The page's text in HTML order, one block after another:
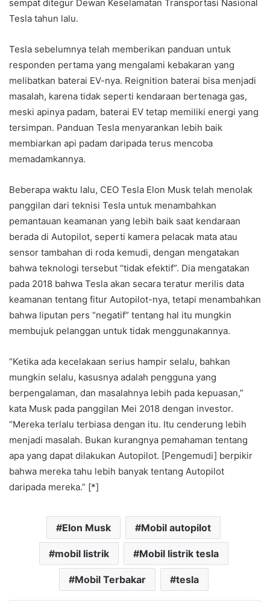
sempat ditegur Dewan Keselamatan Transportasi Nasional
Tesla tahun lalu.
Tesla sebelumnya telah memberikan panduan untuk
responden pertama yang mengalami kebakaran yang
melibatkan baterai EV-nya. Reignition baterai bisa menjadi
masalah, karena tidak seperti kendaraan bertenaga gas,
meski apinya padam, baterai EV tetap memiliki energi yang
tersimpan. Panduan Tesla menyarankan lebih baik
membiarkan api padam daripada terus mencoba
memadamkannya.
Beberapa waktu lalu, CEO Tesla Elon Musk telah menolak
panggilan dari teknisi Tesla untuk menambahkan
pemantauan keamanan yang lebih baik saat kendaraan
berada di Autopilot, seperti kamera pelacak mata atau
sensor tambahan di roda kemudi, dengan mengatakan
bahwa teknologi tersebut “tidak efektif”. Dia mengatakan
pada 2018 bahwa Tesla akan secara teratur merilis data
keamanan tentang fitur Autopilot-nya, tetapi menambahkan
bahwa liputan pers “negatif” tentang hal itu mungkin
membujuk pelanggan untuk tidak menggunakannya.
“Ketika ada kecelakaan serius hampir selalu, bahkan
mungkin selalu, kasusnya adalah pengguna yang
berpengalaman, dan masalahnya lebih pada kepuasan,”
kata Musk pada panggilan Mei 2018 dengan investor.
“Mereka terlalu terbiasa dengan itu. Itu cenderung lebih
menjadi masalah. Bukan kurangnya pemahaman tentang
apa yang dapat dilakukan Autopilot. [Pengemudi] berpikir
bahwa mereka tahu lebih banyak tentang Autopilot
daripada mereka.” [*]
Elon Musk Mobil autopilot
mobil listrik Mobil listrik tesla
Mobil Terbakar tesla